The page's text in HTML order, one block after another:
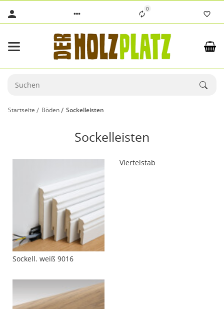
0
Startseite Böden Sockelleisten
Sockelleisten
Sockell. weiß 9016
Viertelstab